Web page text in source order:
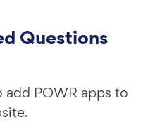
Questions
POWR apps to